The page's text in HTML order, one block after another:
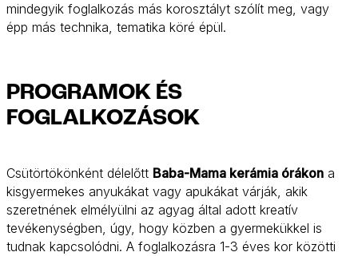
mindegyik foglalkozás más korosztályt szólít meg, vagy
épp más technika, tematika köré épül.
PROGRAMOK ÉS
FOGLALKOZÁSOK
Csütörtökönként délelőtt Baba-Mama kerámia órákon a
kisgyermekes anyukákat vagy apukákat várják, akik
szeretnének elmélyülni az agyag által adott kreatív
tevékenységben, úgy, hogy közben a gyermekükkel is
tudnak kapcsolódni. A foglalkozásra 1-3 éves kor közötti